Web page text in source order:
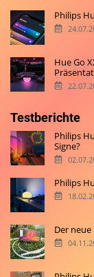
Philips
Hue Go
Testberichte
Philips
Signe?
Philips
Der